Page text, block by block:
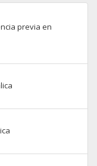
previa en